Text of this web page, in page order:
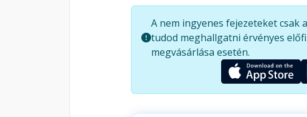
A nem ingyenes fejezeteket csak a
tudod meghallgatni érvényes
megvásárlása esetén.